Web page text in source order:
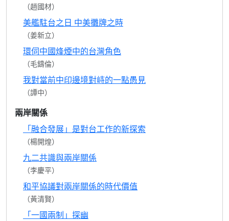
（趙國材）
美艦駐台之日 中美攤牌之時
（姜新立）
環伺中國烽煙中的台灣角色
（毛鑄倫）
我對當前中印邊境對峙的一點愚見
（譚中）
兩岸關係
「融合發展」是對台工作的新探索
（楊開煌）
九二共識與兩岸關係
（李慶平）
和平協議對兩岸關係的時代價值
（黃清賢）
「一國兩制」探幽